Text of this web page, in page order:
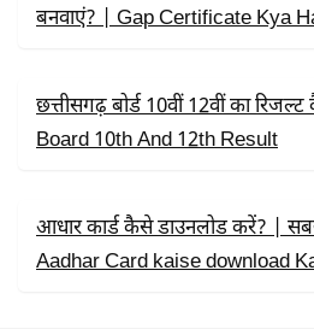
बनवाएं? | Gap Certificate Kya
छत्तीसगढ़ बोर्ड 10वीं 12वीं का
Board 10th And 12th Result
आधार कार्ड कैसे डाउनलोड करें? |
Aadhar Card kaise download